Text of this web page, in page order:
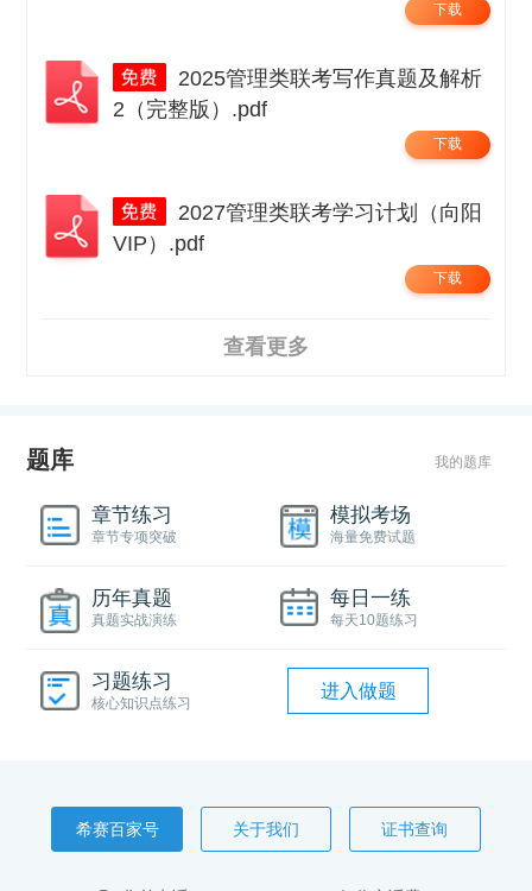
下载
2（完整版）.pdf
下载
VIP）.pdf
下载
查看更多
题库 我的题库
章节练习
章节专项突破
模拟考场
海量免费试题
历年真题
真题实战演练
每日一练
每天10题练习
习题练习
核心知识点练习
进入做题
希赛百家号 关于我们 证书查询